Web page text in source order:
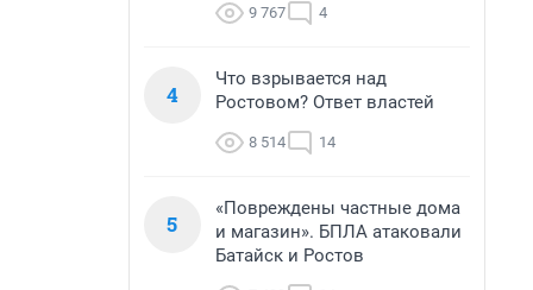
9 767 4
4
Что взрывается над
Ростовом? Ответ властей
8 514 14
5
«Повреждены частные дома
и магазин». БПЛА атаковали
Батайск и Ростов